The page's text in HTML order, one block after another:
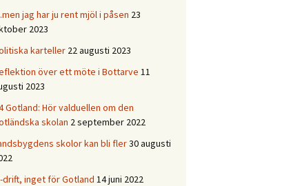
jag har ju rent mjöl i påsen 23
2023
karteller 22 augusti 2023
över ett möte i Bottarve 11
2023
Gotland: Hör valduellen om den
skolan 2 september 2022
skolor kan bli fler30 augusti
drift, inget för Gotland 14 juni 2022